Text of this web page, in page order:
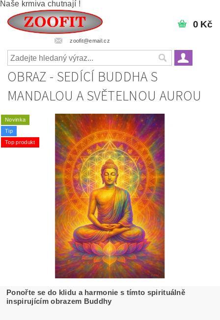
Naše krmiva chutnají !
zoofit@email.cz
0 Kč
OBRAZ - SEDÍCÍ BUDDHA S
MANDALOU A SVĚTELNOU AUROU
Novinka
Tip
Top produkt
Ponořte se do klidu a harmonie s tímto spirituálně
inspirujícím obrazem Buddhy